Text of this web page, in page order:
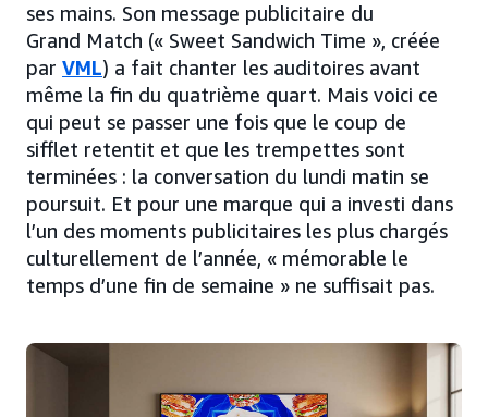
ses mains. Son message publicitaire du
Grand Match (« Sweet Sandwich Time », créée
par VML) a fait chanter les auditoires avant
même la fin du quatrième quart. Mais voici ce
qui peut se passer une fois que le coup de
sifflet retentit et que les trempettes sont
terminées : la conversation du lundi matin se
poursuit. Et pour une marque qui a investi dans
l’un des moments publicitaires les plus chargés
culturellement de l’année, « mémorable le
temps d’une fin de semaine » ne suffisait pas.